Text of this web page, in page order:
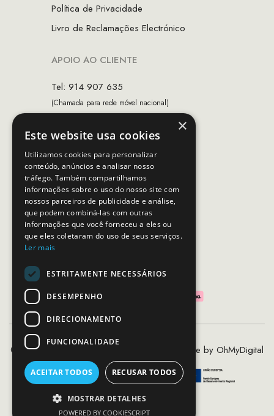
Política de Privacidade
Livro de Reclamações Electrónico
APOIO AO CLIENTE
Tel: 914 907 635
(Chamada para rede móvel nacional)
Horário de contacto:
Dias úteis das 10h as 19h
SEGUE-NOS
PAGAMENTOS SEGUROS
©2020 - 2026 MCS - Mob Crew Store | Made by OhMyDigital
×
Este website usa cookies
Utilizamos cookies para personalizar
conteúdo, anúncios e analisar nosso
tráfego. Também compartilhamos
informações sobre o uso do nosso site com
nossos parceiros de publicidade e análise,
que podem combiná-las com outras
informações que você forneceu a eles ou
que eles coletaram do uso de seus serviços.
Ler mais
ESTRITAMENTE NECESSÁRIOS
DESEMPENHO
DIRECIONAMENTO
FUNCIONALIDADE
ACEITAR TODOS RECUSAR TODOS
MOSTRAR DETALHES
POWERED BY COOKIESCRIPT